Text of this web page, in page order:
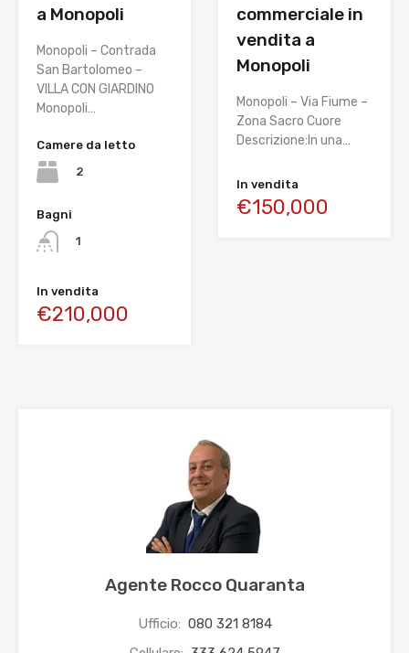
a Monopoli
Monopoli – Contrada
San Bartolomeo –
VILLA CON GIARDINO
Monopoli…
Camere da letto
2
Bagni
1
In vendita
€210,000
commerciale in
vendita a
Monopoli
Monopoli – Via Fiume –
Zona Sacro Cuore
Descrizione:In una…
In vendita
€150,000
Agente Rocco Quaranta
Ufficio: 080 321 8184